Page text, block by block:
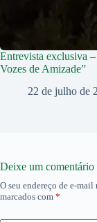
Entrevista exclusiva
Vozes de Amizade”
22 de julho de
Deixe um comentário
O seu endereço de e-
marcados com *